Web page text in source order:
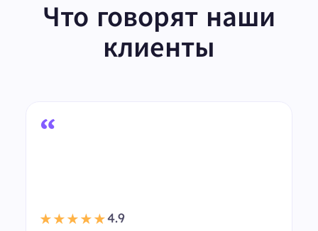
Что говорят наши
клиенты